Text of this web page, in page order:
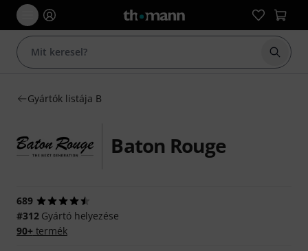
Gyártók listája B
Baton Rouge
689
#312Gyártó helyezése
90+termék